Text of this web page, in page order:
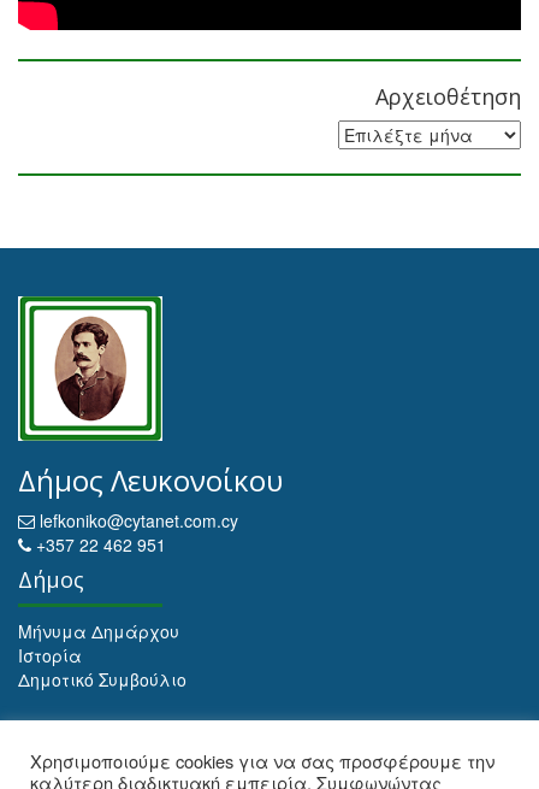
Αρχειοθέτηση
Αρχειοθέτηση
Δήμος Λευκονοίκου
lefkoniko@cytanet.com.cy
+357 22 462 951
Δήμος
Μήνυμα Δημάρχου
Ιστορία
Δημοτικό Συμβούλιο
Αρχειοθέτηση
Χρησιμοποιούμε cookies για να σας προσφέρουμε την
καλύτερη διαδικτυακή εμπειρία. Συμφωνώντας